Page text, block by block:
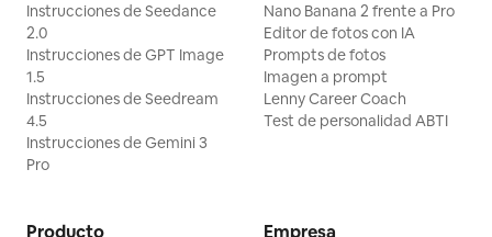
Instrucciones de Seedance
2.0
Instrucciones de GPT Image
1.5
Instrucciones de Seedream
4.5
Instrucciones de Gemini 3
Pro
Nano Banana 2 frente a Pro
Editor de fotos con IA
Prompts de fotos
Imagen a prompt
Lenny Career Coach
Test de personalidad ABTI
Producto Empresa